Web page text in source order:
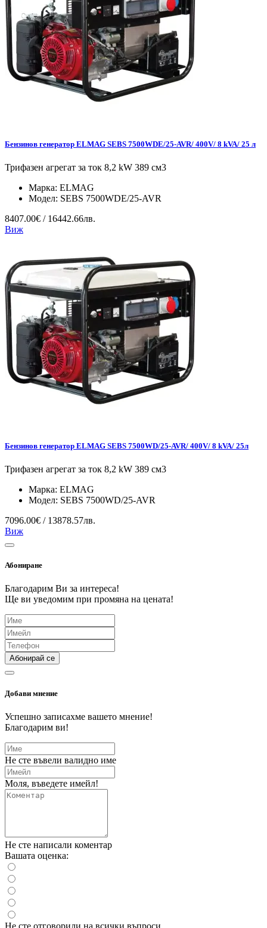
Бензинов генератор ELMAG SEBS 7500WDE/25-AVR/ 400V/ 8 kVA/ 25 л
Трифазен агрегат за ток 8,2 kW 389 см3
Марка: ELMAG
Модел: SEBS 7500WDE/25-AVR
8407.00€ / 16442.66лв.
Виж
Бензинов генератор ELMAG SEBS 7500WD/25-AVR/ 400V/ 8 kVA/ 25л
Трифазен агрегат за ток 8,2 kW 389 см3
Марка: ELMAG
Модел: SEBS 7500WD/25-AVR
7096.00€ / 13878.57лв.
Виж
Абониране
Благодарим Ви за интереса!
Ще ви уведомим при промяна на цената!
Абонирай се
Добави мнение
Успешно записахме вашето мнение!
Благодарим ви!
Не сте въвели валидно име
Моля, въведете имейл!
Не сте написали коментар
Вашата оценка:
Не сте отговорили на всички въпроси